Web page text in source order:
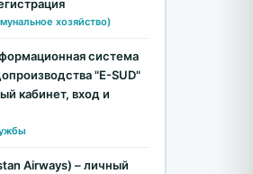
хозяйство)
система
"E-SUD"
кабинет, вход и
Airways) – личный